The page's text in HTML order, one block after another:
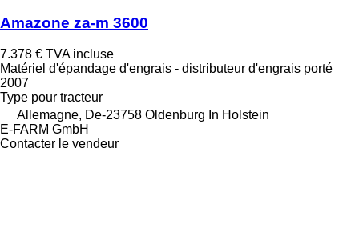
Amazone za-m 3600
7.378 € TVA incluse
Matériel d'épandage d'engrais - distributeur d'engrais porté
2007
Type pour tracteur
Allemagne, De-23758 Oldenburg In Holstein
E-FARM GmbH
Contacter le vendeur